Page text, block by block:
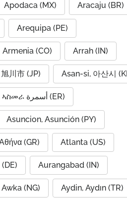
Apodaca (MX) Aracaju (BR)
Arequipa (PE)
Armenia (CO) Arrah (IN)
川市 (JP) Asan-si, 아산시
Asmara, ኣስመራ أسمرة (ER)
Asuncion, Asunción (PY)
(GR) Atlanta (US)
Aurangabad (IN)
Awka (NG) Aydin, Aydın (TR)